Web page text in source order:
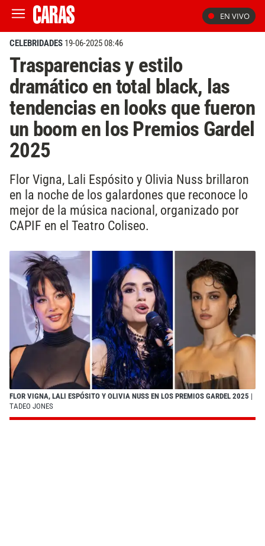
EN VIVO
CELEBRIDADES 19-06-2025 08:46
Trasparencias y estilo
dramático en total black, las
tendencias en looks que fueron
un boom en los Premios Gardel
2025
Flor Vigna, Lali Espósito y Olivia Nuss brillaron
en la noche de los galardones que reconoce lo
mejor de la música nacional, organizado por
CAPIF en el Teatro Coliseo.
FLOR VIGNA, LALI ESPÓSITO Y OLIVIA NUSS EN LOS PREMIOS GARDEL 2025 |
TADEO JONES